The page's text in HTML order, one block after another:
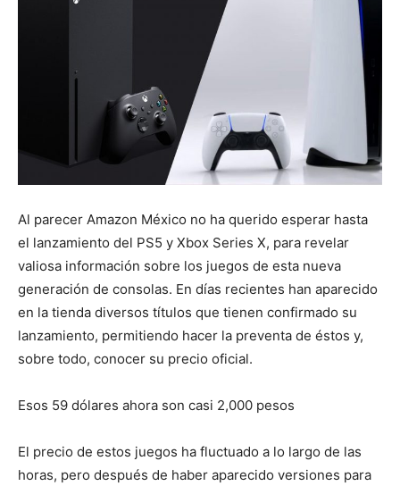
Al parecer Amazon México no ha querido esperar hasta
el lanzamiento del PS5 y Xbox Series X, para revelar
valiosa información sobre los juegos de esta nueva
generación de consolas. En días recientes han aparecido
en la tienda diversos títulos que tienen confirmado su
lanzamiento, permitiendo hacer la preventa de éstos y,
sobre todo, conocer su precio oficial.
Esos 59 dólares ahora son casi 2,000 pesos
El precio de estos juegos ha fluctuado a lo largo de las
horas, pero después de haber aparecido versiones para